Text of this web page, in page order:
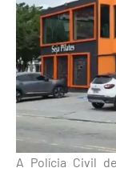
A Polícia Civil